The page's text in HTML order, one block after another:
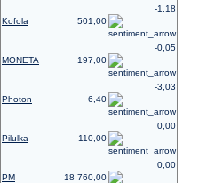
Kofola 501,00
-1,18
MONETA 197,00
-0,05
Photon 6,40
-3,03
Pilulka 110,00
0,00
PM 18 760,00
0,00